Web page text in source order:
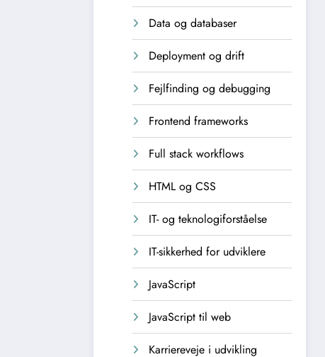
Data og databaser
Deployment og drift
Fejlfinding og debugging
Frontend frameworks
Full stack workflows
HTML og CSS
IT- og teknologiforståelse
IT-sikkerhed for udviklere
JavaScript
JavaScript til web
Karriereveje i udvikling